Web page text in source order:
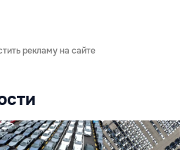
рекламу на сайте